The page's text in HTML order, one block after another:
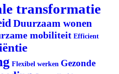
transformatie
Duurzaam wonen
mobiliteit Efficient
Flexibel werken Gezonde